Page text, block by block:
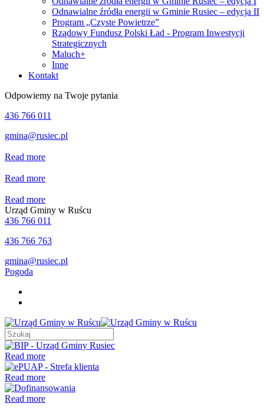
Odnawialne źródła energii w Gminie Rusiec – edycja II
Program „Czyste Powietrze”
Rządowy Fundusz Polski Ład - Program Inwestycji
Strategicznych
Maluch+
Inne
Kontakt
Odpowiemy na Twoje pytania
436 766 011
gmina@rusiec.pl
Read more
Read more
Read more
Urząd Gminy w Ruścu
436 766 011
436 766 763
gmina@rusiec.pl
Pogoda
Read more
Read more
Read more